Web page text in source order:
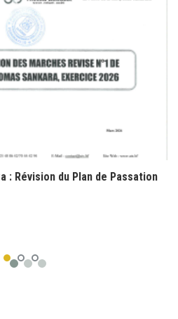
: Révision du Plan de Passation